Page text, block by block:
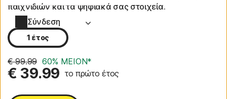
Σύνδεση
παιχνιδιών και τα ψηφιακά σας στοιχεία.
1 έτος
€ 99.99 60% ΜΕΙΟΝ*
€ 39.99 το πρώτο έτος